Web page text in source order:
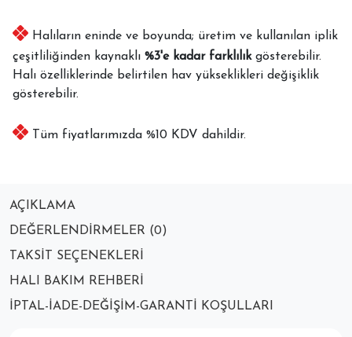
Halıların eninde ve boyunda; üretim ve kullanılan iplik
çeşitliliğinden kaynaklı %3'e kadar farklılıkgösterebilir.
Halı özelliklerinde belirtilen hav yükseklikleri değişiklik
gösterebilir.
Tüm fiyatlarımızda %10 KDV dahildir.
AÇIKLAMA
DEĞERLENDIRMELER (0)
TAKSIT SEÇENEKLERI
HALI BAKIM REHBERI
İPTAL-İADE-DEĞIŞIM-GARANTI KOŞULLARI